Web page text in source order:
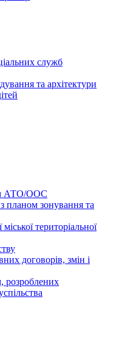
служб
та архітектури
АТО/ООС
планом зонування та
територіальної
договорів, змін і
розроблених